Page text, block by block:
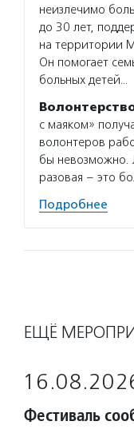
неизлечимо
до 30 лет,
на территории
Он помогает
больных детей…
с маяком»
волонтеров
бы невозможно.
разовая – это
Подробнее
ЕЩЁ
Фестиваль